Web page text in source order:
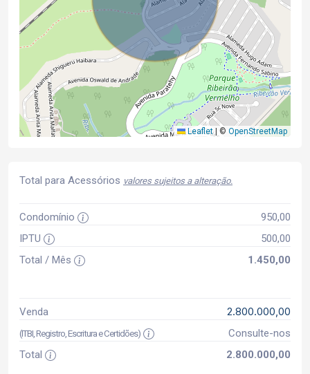
Leaflet | © OpenStreetMap
Total para Acessórios valores sujeitos a alteração.
Condomínio
950,00
IPTU
500,00
Total / Mês
1.450,00
Venda 2.800.000,00
(ITBI, Registro, Escritura e Certidões)
Consulte-nos
Total
2.800.000,00